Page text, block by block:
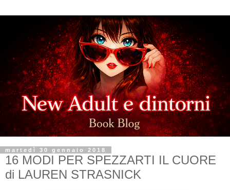
martedì 30 gennaio 2018
16 MODI PER SPEZZARTI IL CUORE
di LAUREN STRASNICK